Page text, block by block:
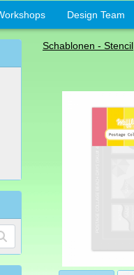
Design Team
Schablonen - Stencil